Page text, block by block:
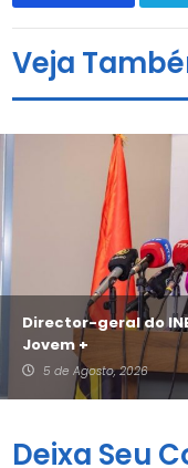
Veja
Director-geral do
Jovem +
5 de Agosto, 2026
Deixa Seu